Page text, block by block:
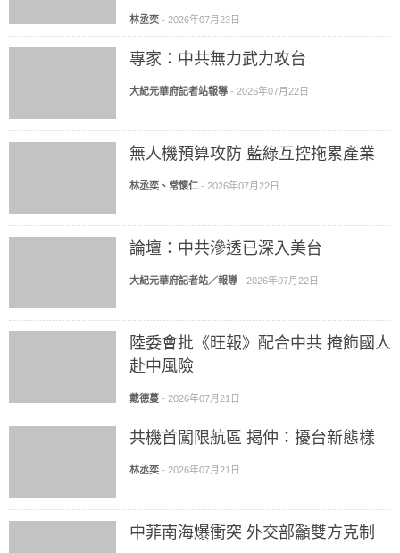
林丞奕 - 2026年07月23日
專家：中共無力武力攻台
大紀元華府記者站報導 - 2026年07月22日
無人機預算攻防 藍綠互控拖累產業
林丞奕、常懷仁 - 2026年07月22日
論壇：中共滲透已深入美台
大紀元華府記者站／報導 - 2026年07月22日
陸委會批《旺報》配合中共 掩飾國人
赴中風險
戴德蔓 - 2026年07月21日
共機首闖限航區 揭仲：擾台新態樣
林丞奕 - 2026年07月21日
中菲南海爆衝突 外交部籲雙方克制